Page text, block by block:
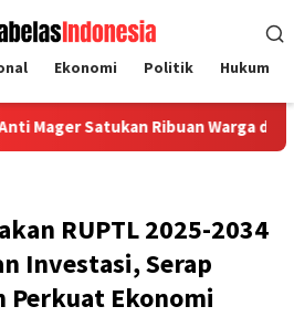
Ekonomi Politik Hukum
Ribuan Warga dari Tujuh Majelis
RUPTL 2025-2034
Investasi, Serap
Perkuat Ekonomi